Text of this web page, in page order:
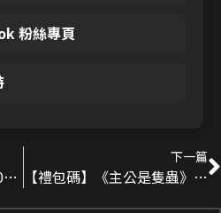
粉絲專頁
【禮包碼】《崩壞3rd》2025最新序號分享
下一篇
【禮包碼】《主公是隻蟲》2025最新序號分享